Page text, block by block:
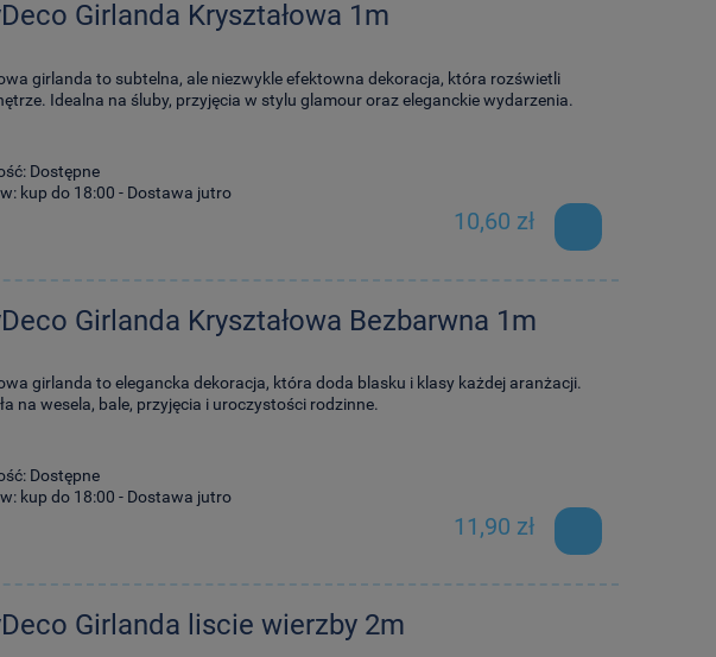
Girlanda Kryształowa 1m
girlanda to subtelna, ale niezwykle efektowna dekoracja, która rozświetli
Idealna na śluby, przyjęcia w stylu glamour oraz eleganckie wydarzenia.
Dostępne
kup do 18:00 - Dostawa jutro
10,60 zł
Girlanda Kryształowa Bezbarwna 1m
girlanda to elegancka dekoracja, która doda blasku i klasy każdej aranżacji.
na wesela, bale, przyjęcia i uroczystości rodzinne.
Dostępne
kup do 18:00 - Dostawa jutro
11,90 zł
Girlanda liscie wierzby 2m